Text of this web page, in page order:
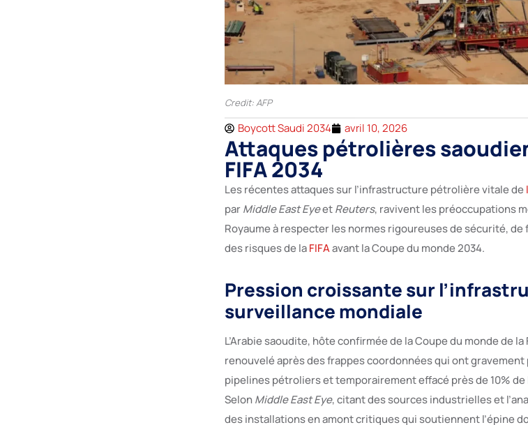
Credit: AFP
Boycott Saudi 2034 avril 10, 2026
Attaques pétrolières
FIFA 2034
Les récentes attaques sur l’infrastructure pétrolière vitale de
parMiddle East EyeetReuters, ravivent les préoccupations
Royaume à respecter les normes rigoureuses de sécurité,
des risques de laFIFAavant la Coupe du monde 2034.
Pression croissante sur
surveillance mondiale
L’Arabie saoudite, hôte confirmée de la Coupe du monde de la
renouvelé après des frappes coordonnées qui ont
pipelines pétroliers et temporairement effacé près de 10% de
SelonMiddle East Eye, citant des sources industrielles et
des installations en amont critiques qui soutiennent l’épine